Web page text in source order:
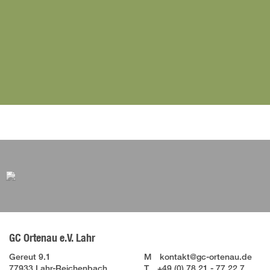
GC Ortenau e.V. Lahr
Gereut 9.1
77933 Lahr-Reichenbach
M
kontakt@gc-ortenau.de
T
+49 (0) 78 21 - 77 22 7